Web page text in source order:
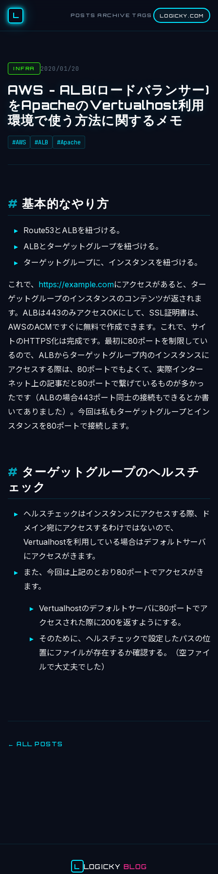
L POSTS ARCHIVE TAGS LOGICKY.COM
INFRA 2020/01/20
AWS - ALB(ロードバランサー)
をApacheのVertualhost利用
環境で使う方法に関するメモ
#AWS #ALB #Apache
基本的なやり方
Route53とALBを紐づける。
ALBとターゲットグループを紐づける。
ターゲットグループに、インスタンスを紐づける。
これで、 https://example.comにアクセスがあると、ター
ゲットグループのインスタンスのコンテンツが返されま
す。ALBは443のみアクセスOKにして、SSL証明書は、
AWSのACMですぐに無料で作成できます。これで、サイ
トのHTTPS化は完成です。最初に80ポートを制限してい
るので、ALBからターゲットグループ内のインスタンスに
アクセスする際は、80ポートでもよくて、実際インター
ネット上の記事だと80ポートで繋げているものが多かっ
たです（ALBの場合443ポート同士の接続もできるとか書
いてありました）。今回は私もターゲットグループとイン
スタンスを80ポートで接続します。
ターゲットグループのヘルスチ
ェック
ヘルスチェックはインスタンスにアクセスする際、ド
メイン宛にアクセスするわけではないので、
Vertualhostを利用している場合はデフォルトサーバ
にアクセスがきます。
また、今回は上記のとおり80ポートでアクセスがき
ます。
Vertualhostのデフォルトサーバに80ポートでア
クセスされた際に200を返すようにする。
そのために、ヘルスチェックで設定したパスの位
置にファイルが存在するか確認する。（空ファイ
ルで大丈夫でした）
← ALL POSTS
L LOGICKYBLOG